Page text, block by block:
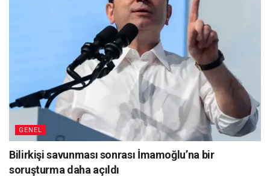
GENEL
Bilirkişi savunması sonrası İmamoğlu’na bir
soruşturma daha açıldı